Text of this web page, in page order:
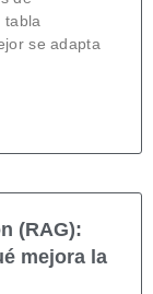
tabla
se adapta
(RAG):
mejora la